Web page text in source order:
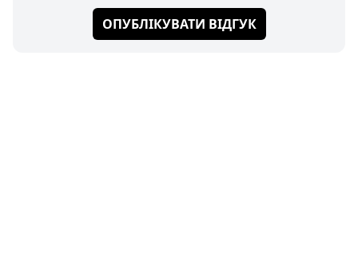
ОПУБЛІКУВАТИ ВІДГУК